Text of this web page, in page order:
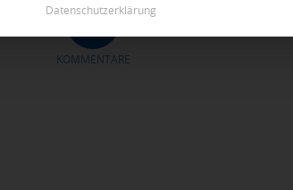
KOMMENTARE
Datenschutzerklärung